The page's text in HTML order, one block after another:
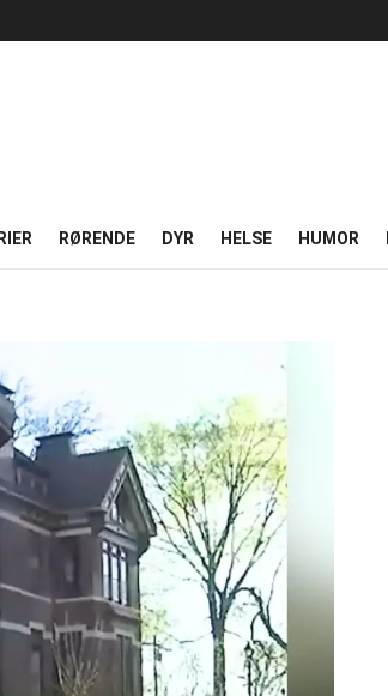
RØRENDE DYR HELSE HUMOR